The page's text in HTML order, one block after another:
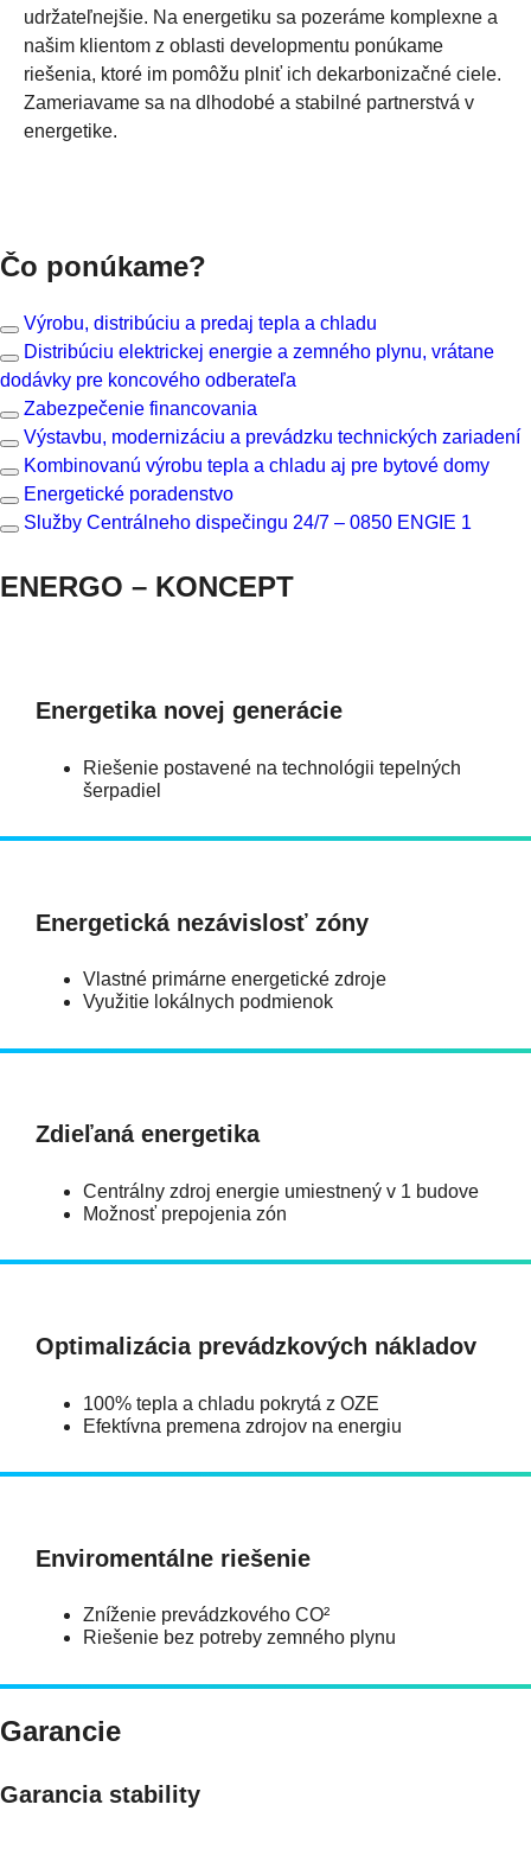
udržateľnejšie. Na energetiku sa pozeráme komplexne a
našim klientom z oblasti developmentu ponúkame
riešenia, ktoré im pomôžu plniť ich dekarbonizačné ciele.
Zameriavame sa na dlhodobé a stabilné partnerstvá v
energetike.
Čo ponúkame?
Výrobu, distribúciu a predaj tepla a chladu
Distribúciu elektrickej energie a zemného plynu, vrátane
dodávky pre koncového odberateľa
Zabezpečenie financovania
Výstavbu, modernizáciu a prevádzku technických zariadení
Kombinovanú výrobu tepla a chladu aj pre bytové domy
Energetické poradenstvo
Služby Centrálneho dispečingu 24/7 – 0850 ENGIE 1
ENERGO – KONCEPT
Energetika novej generácie
Riešenie postavené na technológii tepelných
šerpadiel
Energetická nezávislosť zóny
Vlastné primárne energetické zdroje
Využitie lokálnych podmienok
Zdieľaná energetika
Centrálny zdroj energie umiestnený v 1 budove
Možnosť prepojenia zón
Optimalizácia prevádzkových nákladov
100% tepla a chladu pokrytá z OZE
Efektívna premena zdrojov na energiu
Enviromentálne riešenie
Zníženie prevádzkového CO²
Riešenie bez potreby zemného plynu
Garancie
Garancia stability